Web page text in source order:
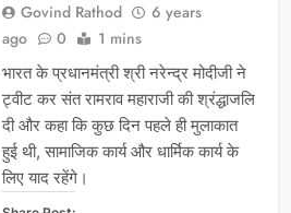
Govind Rathod
6 years
ago
0 1 mins
भारत के प्रधानमंत्री श्री नरेन्द्र मोदीजी ने
ट्वीट कर संत रामराव महाराजी की श्रंद्धाजलि
दी और कहा कि कुछ दिन पहले ही मुलाकात
हुई थी, सामाजिक कार्य और धार्मिक कार्य के
लिए याद रहेंगे।